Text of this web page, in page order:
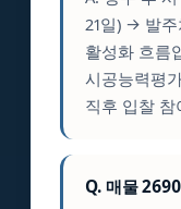
21일) → 발
활성화 흐름
시공능력평
직후 입찰
Q. 매물